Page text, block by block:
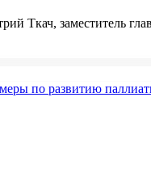
Ткач, заместитель